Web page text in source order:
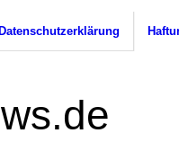
Datenschutzerklärung